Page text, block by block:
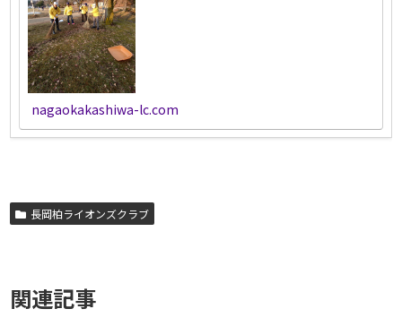
nagaokakashiwa-lc.com
長岡柏ライオンズクラブ
関連記事